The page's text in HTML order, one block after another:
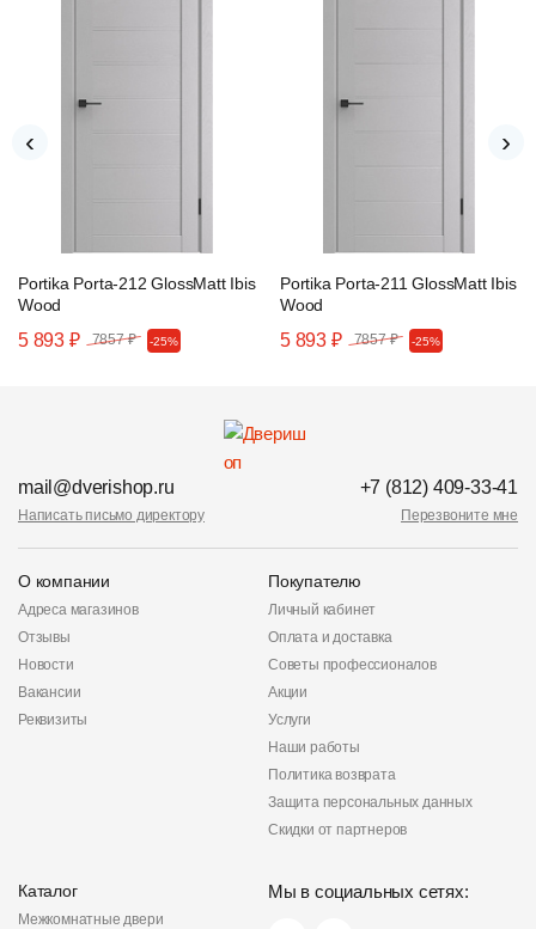
Portika Porta-212 GlossMatt Ibis
Wood
5 893 ₽ 7857 ₽ -25%
Portika Porta-211 GlossMatt Ibis
Wood
5 893 ₽ 7857 ₽ -25%
‹ ›
mail@dverishop.ru
Написать письмо директору
+7 (812) 409-33-41
Перезвоните мне
О компании
Адреса магазинов
Отзывы
Новости
Вакансии
Реквизиты
Покупателю
Личный кабинет
Оплата и доставка
Советы профессионалов
Акции
Услуги
Наши работы
Политика возврата
Защита персональных данных
Скидки от партнеров
Каталог
Межкомнатные двери
Мы в социальных сетях: